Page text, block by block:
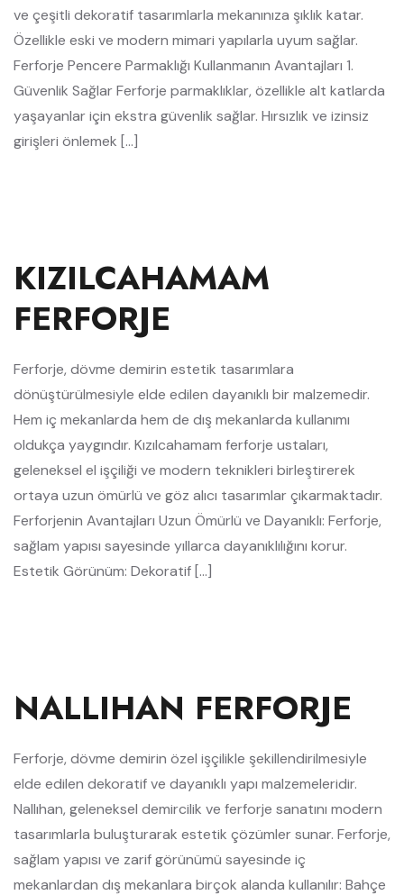
ve çeşitli dekoratif tasarımlarla mekanınıza şıklık katar.
Özellikle eski ve modern mimari yapılarla uyum sağlar.
Ferforje Pencere Parmaklığı Kullanmanın Avantajları 1.
Güvenlik Sağlar Ferforje parmaklıklar, özellikle alt katlarda
yaşayanlar için ekstra güvenlik sağlar. Hırsızlık ve izinsiz
girişleri önlemek […]
KIZILCAHAMAM
FERFORJE
Ferforje, dövme demirin estetik tasarımlara
dönüştürülmesiyle elde edilen dayanıklı bir malzemedir.
Hem iç mekanlarda hem de dış mekanlarda kullanımı
oldukça yaygındır. Kızılcahamam ferforje ustaları,
geleneksel el işçiliği ve modern teknikleri birleştirerek
ortaya uzun ömürlü ve göz alıcı tasarımlar çıkarmaktadır.
Ferforjenin Avantajları Uzun Ömürlü ve Dayanıklı: Ferforje,
sağlam yapısı sayesinde yıllarca dayanıklılığını korur.
Estetik Görünüm: Dekoratif […]
NALLIHAN FERFORJE
Ferforje, dövme demirin özel işçilikle şekillendirilmesiyle
elde edilen dekoratif ve dayanıklı yapı malzemeleridir.
Nallıhan, geleneksel demircilik ve ferforje sanatını modern
tasarımlarla buluşturarak estetik çözümler sunar. Ferforje,
sağlam yapısı ve zarif görünümü sayesinde iç
mekanlardan dış mekanlara birçok alanda kullanılır: Bahçe